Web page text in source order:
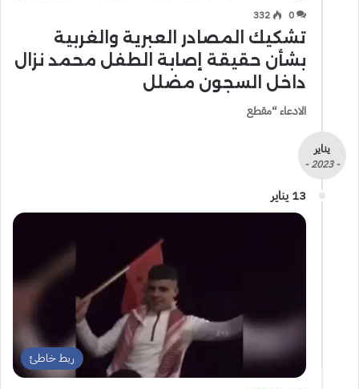
0
332
تشكيك المصادر العبرية والغربية
بشأن حقيقة إصابة الطفل محمد نزال
داخل السجون مضلل
الادعاء “مقطع
يناير
- 2023 -
13 يناير
ربط خاطئ